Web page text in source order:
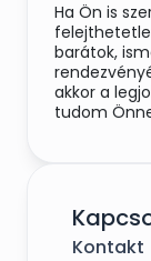
Ha Ön is
barátok,
akkor a
tudom
Kontakt